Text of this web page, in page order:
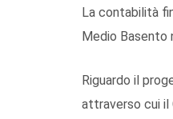
La contabilità
Medio Basento
Riguardo il
attraverso cui il